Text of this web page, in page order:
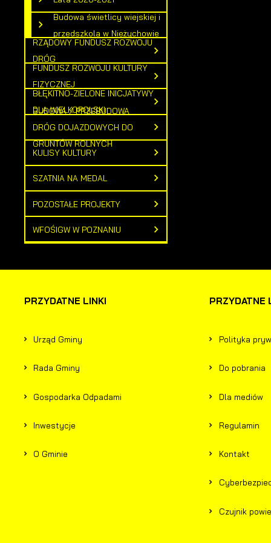
Budowa świetlicy wiejskiej i
przedszkola w Nieżychowie
RZĄDOWY FUNDUSZ ROZWOJU
DRÓG
FUNDUSZ ROZWOJU KULTURY
FIZYCZNEJ
BŁĘKITNO-ZIELONE INICJATYWY
DLA WIELKOPOLSKI
BUDOWA / PRZEBUDOWA
DRÓG DOJAZDOWYCH DO
GRUNTÓW ROLNYCH
KULISY KULTURY
SZATNIA NA MEDAL
POZOSTAŁE PROJEKTY
WFOŚIGW W POZNANIU
PRZYDATNE LINKI
Urząd Gminy
Rada Gminy
Gospodarka Odpadami
Inwestycje
O Gminie
PRZYDATNE
Polityka
Do pobrania
Dla mediów
Regulamin
Kontakt
Czujnik